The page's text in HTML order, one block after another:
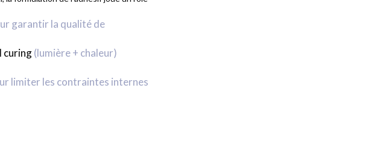
garantir la qualité de
curing(lumière + chaleur)
limiter les contraintes internes